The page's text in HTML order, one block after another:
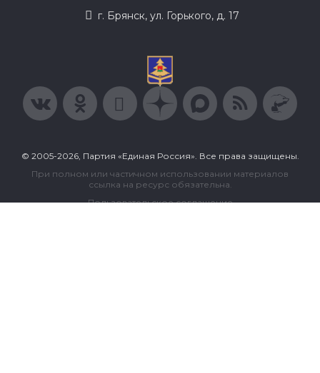
г. Брянск, ул. Горького, д. 17
© 2005-2026, Партия «Единая Россия». Все права защищены.
При полном или частичном использовании материалов
ссылка на ресурс обязательна.
Пользовательское соглашение